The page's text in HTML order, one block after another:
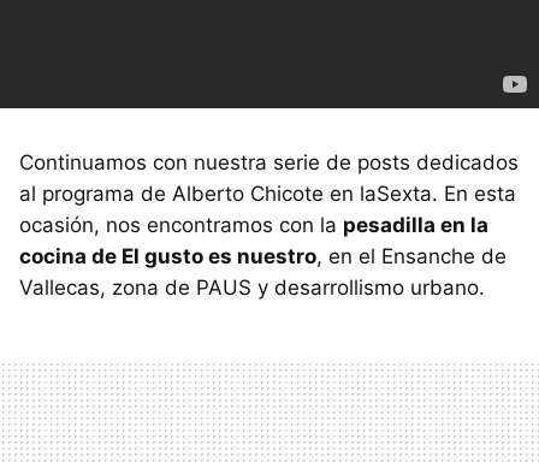
Continuamos con nuestra serie de posts dedicados
al programa de Alberto Chicote en laSexta. En esta
ocasión, nos encontramos con la pesadilla en la
cocina de El gusto es nuestro, en el Ensanche de
Vallecas, zona de PAUS y desarrollismo urbano.